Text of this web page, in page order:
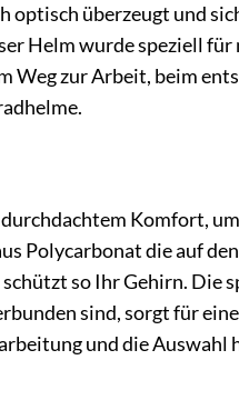
optisch überzeugt und
Helm wurde speziell
Weg zur Arbeit, beim
Komfort,
Polycarbonat die auf
so Ihr Gehirn.
sind, sorgt für
und die